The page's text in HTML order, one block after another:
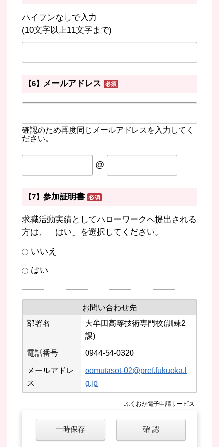
ハイフンなしで入力
(10文字以上11文字まで)
【6】 メールアドレス
確認のため再度同じメールアドレスを入力してく
ださい。
@
【7】 参加証明書
求職活動実績としてハローワークへ提出される
方は、「はい」を選択してください。
いいえ
はい
一時保存 確 認
お問い合わせ先
部署名
大牟田高等技術専門校(訓練2
課)
電話番号 0944-54-0320
メールアドレ
ス
oomutasot-02@pref.fukuoka.l
g.jp
ふくおか電子申請サービス